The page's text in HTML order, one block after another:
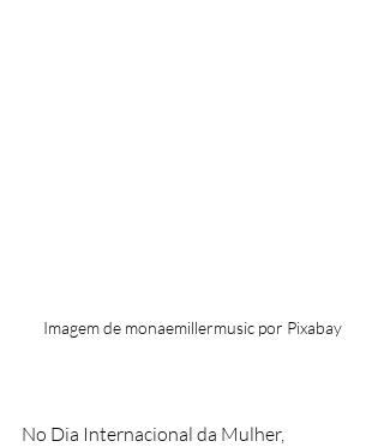
Imagem de monaemillermusic por Pixabay
No Dia Internacional da Mulher,